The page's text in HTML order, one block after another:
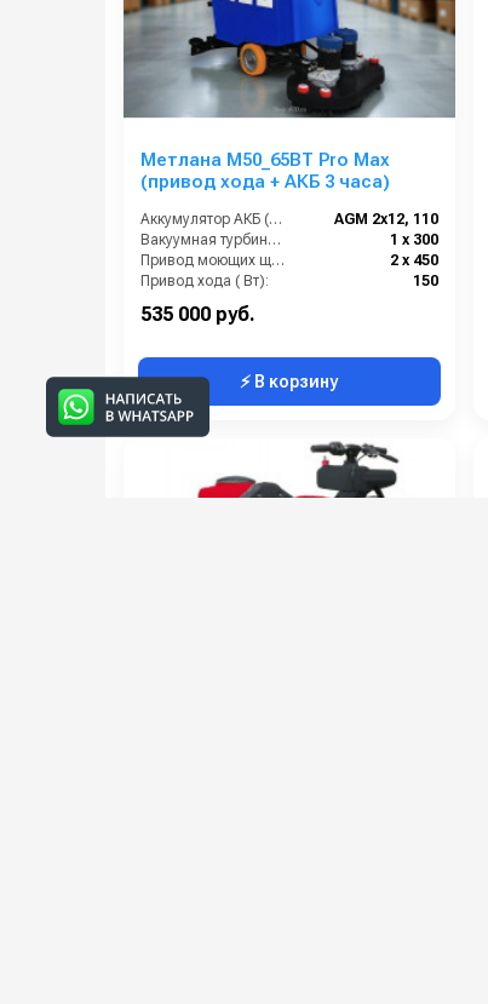
Метлана М50_65BT Pro Max
(привод хода + АКБ 3 часа)
Аккумулятор АКБ (В/А·ч):
AGM 2х12, 110
Вакуумная турбина (Вт):
1 х 300
Привод моющих щеток (Вт):
2 х 450
Привод хода ( Вт):
150
535 000 руб.
⚡ В корзину